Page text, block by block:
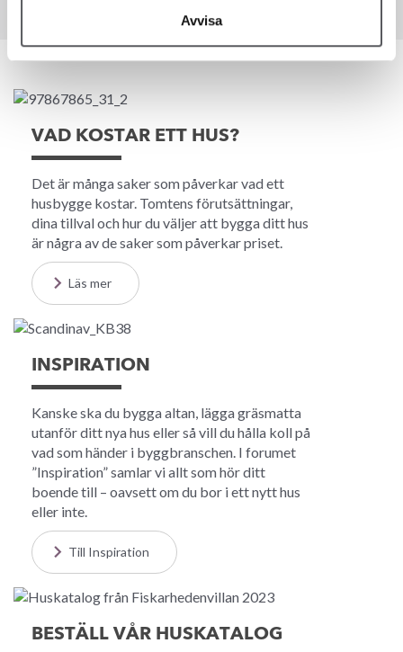
Avvisa
VAD KOSTAR ETT HUS?
Det är många saker som påverkar vad ett
husbygge kostar. Tomtens förutsättningar,
dina tillval och hur du väljer att bygga ditt hus
är några av de saker som påverkar priset.
Läs mer
INSPIRATION
Kanske ska du bygga altan, lägga gräsmatta
utanför ditt nya hus eller så vill du hålla koll på
vad som händer i byggbranschen. I forumet
”Inspiration” samlar vi allt som hör ditt
boende till – oavsett om du bor i ett nytt hus
eller inte.
Till Inspiration
BESTÄLL VÅR HUSKATALOG